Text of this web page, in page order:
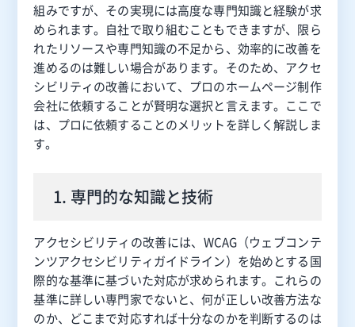
組みですが、その実現には高度な専門知識と経験が求
められます。自社で取り組むこともできますが、限ら
れたリソースや専門知識の不足から、効率的に改善を
進めるのは難しい場合があります。そのため、アクセ
シビリティの改善において、プロのホームページ制作
会社に依頼することが賢明な選択と言えます。ここで
は、プロに依頼することのメリットを詳しく解説しま
す。
1. 専門的な知識と技術
アクセシビリティの改善には、WCAG（ウェブコンテ
ンツアクセシビリティガイドライン）を始めとする国
際的な基準に基づいた対応が求められます。これらの
基準に詳しい専門家でないと、何が正しい改善方法な
のか、どこまで対応すれば十分なのかを判断するのは